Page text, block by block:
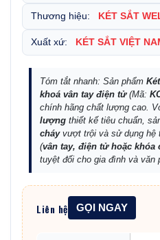
Thương hiệu: KÉT SẮT
Xuất xứ: KÉT SẮT VIỆT
Tóm tắt nhanh: Sản phẩm
khoá vân tay điện tử(Mã:
chính hãng chất lượng cao.
lượng thiết kế tiêu chuẩn,
cháyvượt trội và sử dụng hệ
(vân tay, điện tử hoặc khóa
tuyệt đối cho gia đình và văn
Liên hệ GỌI NGAY